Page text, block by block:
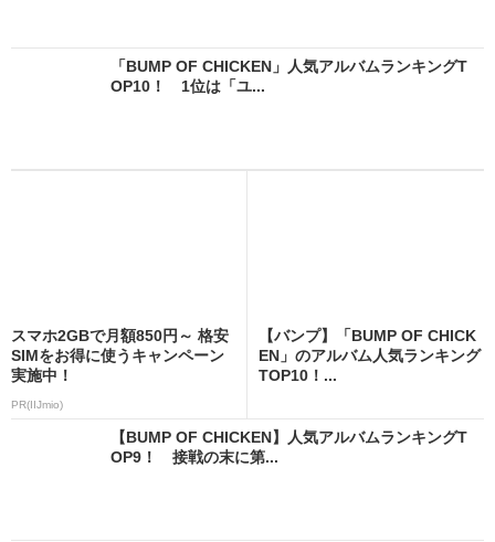
「BUMP OF CHICKEN」人気アルバムランキングT
OP10！ 1位は「ユ...
スマホ2GBで月額850円～ 格安
SIMをお得に使うキャンペーン
実施中！
PR(IIJmio)
【バンプ】「BUMP OF CHICK
EN」のアルバム人気ランキング
TOP10！...
【BUMP OF CHICKEN】人気アルバムランキングT
OP9！ 接戦の末に第...